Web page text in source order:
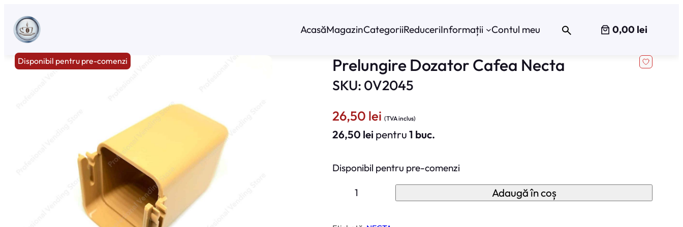
conținut
AcasăMagazinCategoriiReduceriInformații Contul meu 0,00 lei
Disponibil pentru pre-comenzi Prelungire Dozator Cafea Necta
SKU: 0V2045
26,50 lei (TVA inclus)
26,50 lei pentru1 buc.
Disponibil pentru pre-comenzi
t
Adaugă în coș